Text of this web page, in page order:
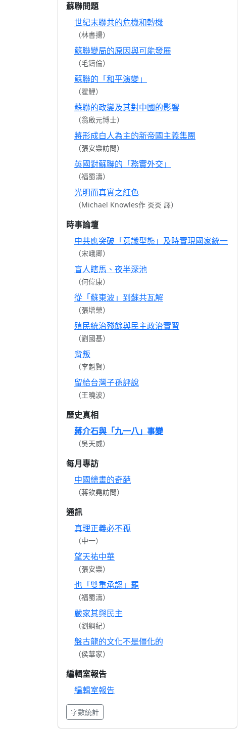
蘇聯問題
世紀末聯共的危機和轉機
（林書揚）
蘇聯變局的原因與可能發展
（毛鑄倫）
蘇聯的「和平演變」
（翟鯉）
蘇聯的政變及其對中國的影響
（翁啟元博士）
將形成白人為主的新帝國主義集團
（張安樂訪問）
英國對蘇聯的「務實外交」
（福蜀濤）
光明而真實之紅色
（Michael Knowles作 炎炎 譯）
時事論壇
中共應突破「意識型態」及時實現國家統一
（宋峨卿）
盲人瞎馬、夜半深池
（何偉康）
從「蘇東波」到蘇共瓦解
（張增榮）
殖民統治殘餘與民主政治實習
（劉國基）
背叛
（李魁賢）
留給台灣子孫評說
（王曉波）
歷史真相
蔣介石與「九一八」事變
（吳天威）
每月專訪
中國繪畫的奇葩
（蔣欽堯訪問）
通訊
真理正義必不孤
（中一）
望天祐中華
（張安樂）
也「雙重承認」罷
（福蜀濤）
嚴家其與民主
（劉綱紀）
盤古龍的文化不是僵化的
（侯華家）
編輯室報告
編輯室報告
字數統計